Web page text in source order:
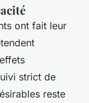
ont fait leur
strict de
reste